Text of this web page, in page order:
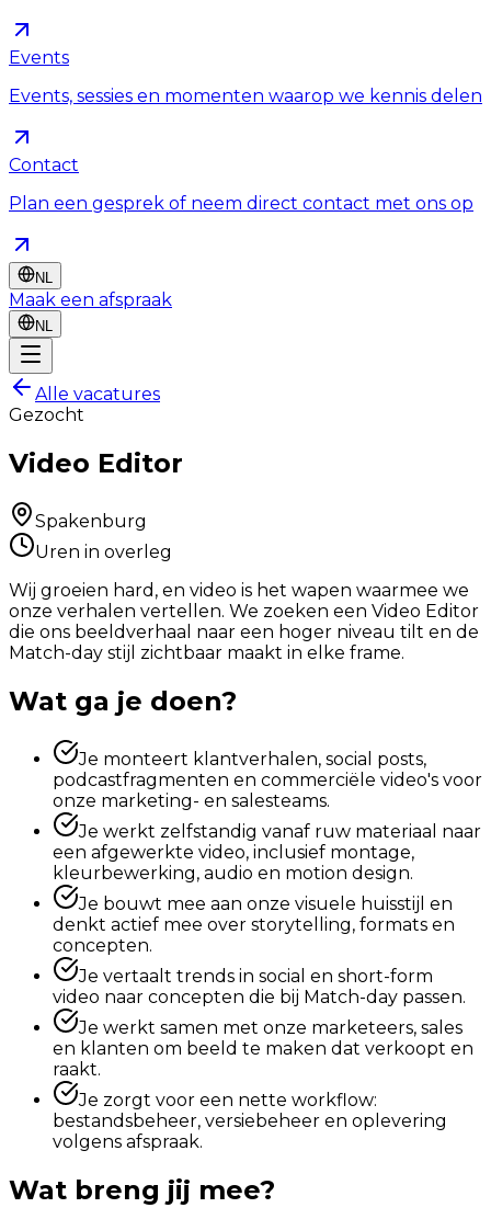
Events
Events, sessies en momenten waarop we kennis delen
Contact
Plan een gesprek of neem direct contact met ons op
NL
Maak een afspraak
NL
Alle vacatures
Gezocht
Video Editor
Spakenburg
Uren in overleg
Wij groeien hard, en video is het wapen waarmee we
onze verhalen vertellen. We zoeken een Video Editor
die ons beeldverhaal naar een hoger niveau tilt en de
Match-day stijl zichtbaar maakt in elke frame.
Wat ga je doen?
Je monteert klantverhalen, social posts,
podcastfragmenten en commerciële video's voor
onze marketing- en salesteams.
Je werkt zelfstandig vanaf ruw materiaal naar
een afgewerkte video, inclusief montage,
kleurbewerking, audio en motion design.
Je bouwt mee aan onze visuele huisstijl en
denkt actief mee over storytelling, formats en
concepten.
Je vertaalt trends in social en short-form
video naar concepten die bij Match-day passen.
Je werkt samen met onze marketeers, sales
en klanten om beeld te maken dat verkoopt en
raakt.
Je zorgt voor een nette workflow:
bestandsbeheer, versiebeheer en oplevering
volgens afspraak.
Wat breng jij mee?